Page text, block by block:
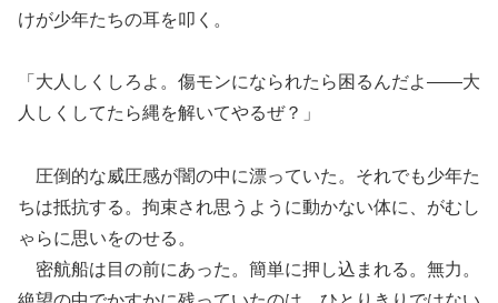
けが少年たちの耳を叩く。
「大人しくしろよ。傷モンになられたら困るんだよ――大
人しくしてたら縄を解いてやるぜ？」
圧倒的な威圧感が闇の中に漂っていた。それでも少年た
ちは抵抗する。拘束され思うように動かない体に、がむし
ゃらに思いをのせる。
密航船は目の前にあった。簡単に押し込まれる。無力。